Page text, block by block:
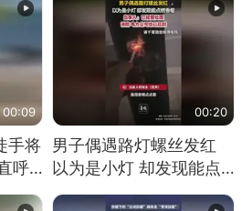
00:09
手将
呼
考
00:20
男子偶遇路灯螺丝发红
以为是小灯 却发现能点
燃香烟 当事人：已报警